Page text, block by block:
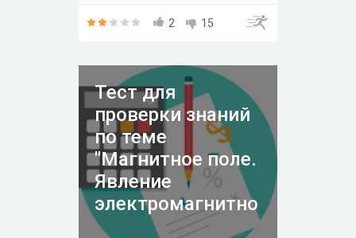
2 15
Тест для
проверки знаний
по теме
"Магнитное поле.
Явление
электромагнитно
й индукции"